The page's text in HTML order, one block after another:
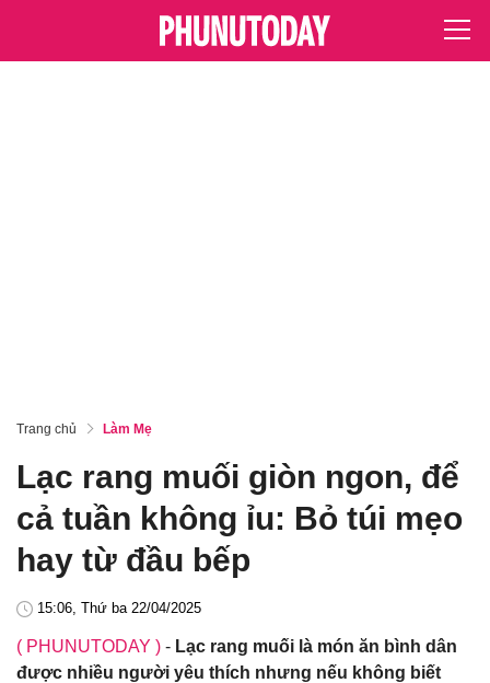
Trang chủ Làm Mẹ
Lạc rang muối giòn ngon, để
cả tuần không ỉu: Bỏ túi mẹo
hay từ đầu bếp
15:06, Thứ ba 22/04/2025
( PHUNUTODAY ) - Lạc rang muối là món ăn bình dân
được nhiều người yêu thích nhưng nếu không biết